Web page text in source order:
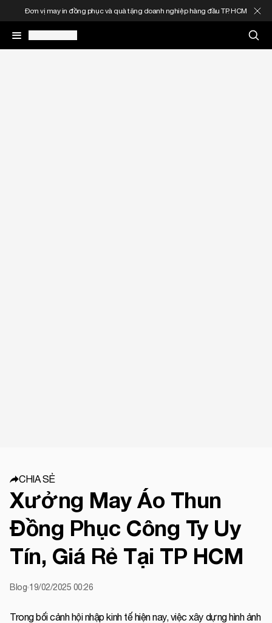
Đơn vị may in đồng phục và quà tặng doanh nghiệp hàng đầu TP. HCM
CHIA SẺ
Xưởng May Áo Thun
Đồng Phục Công Ty Uy
Tín, Giá Rẻ Tại TP HCM
Blog 19/02/2025 00:26
Trong bối cảnh hội nhập kinh tế hiện nay, việc xây dựng hình ảnh